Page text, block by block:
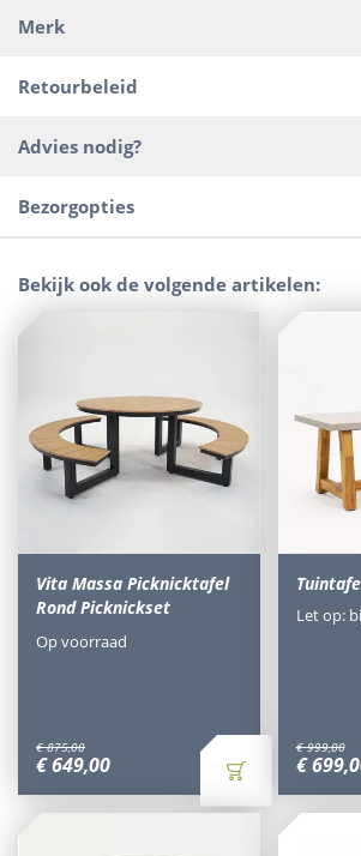
Merk
Retourbeleid
Advies nodig?
Bezorgopties
Bekijk ook de volgende artikelen:
Vita Massa Picknicktafel
Rond Picknickset
€ 875,00
€649,00
Op voorraad
€ 999,00
€ 699,
Let op: